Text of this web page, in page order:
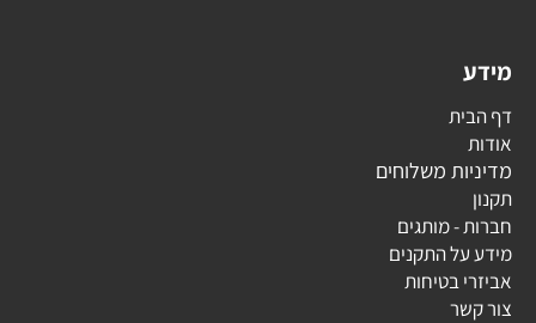
מידע
דף הבית
אודות
מדיניות משלוחים
תקנון
חברות - מותגים
מידע על התקנים
אביזרי בטיחות
צור קשר